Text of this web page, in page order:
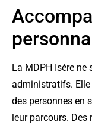
La MDPH Isère
administratifs.
des personnes en
leur parcours.